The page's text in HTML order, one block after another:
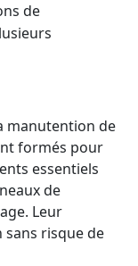
de
manutention de
formés pour
essentiels
de
Leur
risque de